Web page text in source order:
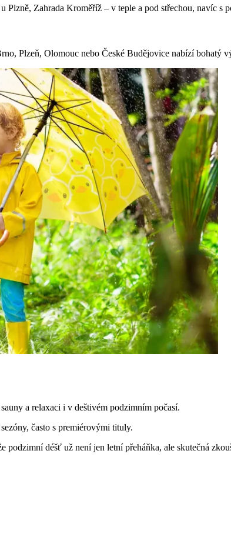
Zahrada Kroměříž – v teple a pod střechou, navíc s
Plzeň, Olomouc nebo České Budějovice nabízí bohatý
a relaxaci i v deštivém podzimním počasí.
často s premiérovými tituly.
déšť už není jen letní přeháňka, ale skutečná